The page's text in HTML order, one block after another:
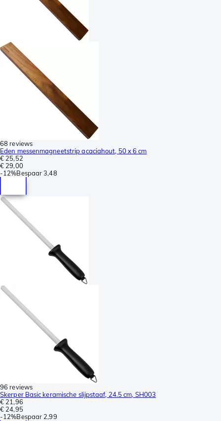
68 reviews
Eden messenmagneetstrip acaciahout, 50 x 6 cm
€ 25,52
€ 29,00
-12%Bespaar 3,48
96 reviews
Skerper Basic keramische slijpstaaf, 24.5 cm, SH003
€ 21,96
€ 24,95
-12%Bespaar 2,99